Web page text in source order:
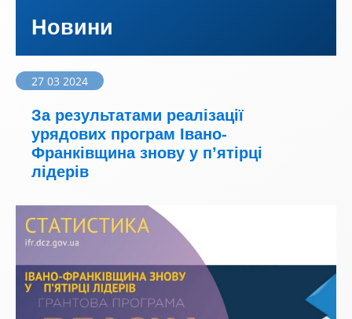
Новини
27 03 2024
За результатами реалізації
урядових програм Івано-
Франківщина знову у п’ятірці
лідерів